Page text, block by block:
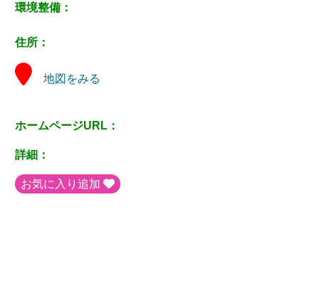
環境整備：
住所：
地図をみる
ホームページURL：
詳細：
お気に入り追加